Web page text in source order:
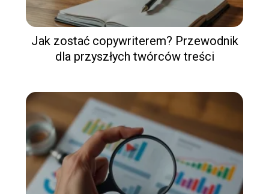
Jak zostać copywriterem? Przewodnik
dla przyszłych twórców treści